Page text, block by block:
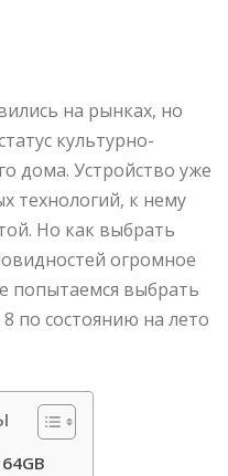
на рынках, но
культурно-
дома. Устройство уже
технологий, к нему
Но как выбрать
огромное
попытаемся выбрать
по состоянию на лето